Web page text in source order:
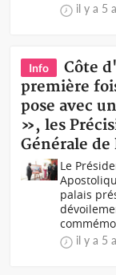
il y a 5
Info
Côte
première
pose avec
», les
Générale de
Le
palais
il y a 5